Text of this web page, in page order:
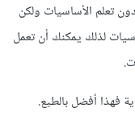
تعلم الأساسيات ولكن
لذلك يمكنك أن تعمل
فهذا أفضل بالطبع.